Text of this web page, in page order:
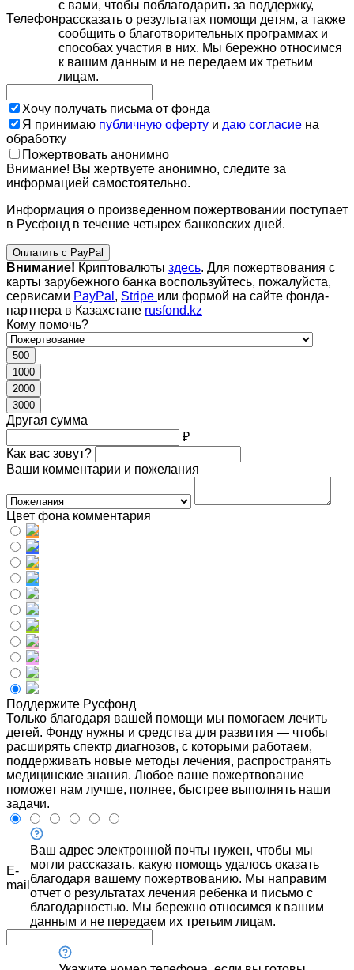
Телефон
с вами, чтобы поблагодарить за поддержку,
рассказать о результатах помощи детям, а также
сообщить о благотворительных программах и
способах участия в них. Мы бережно относимся
к вашим данным и не передаем их третьим
лицам.
Хочу получать письма от фонда
Я принимаю публичную оферту и даю согласие на
обработку
Пожертвовать анонимно
Внимание! Вы жертвуете анонимно, следите за
информацией самостоятельно.
Информация о произведенном пожертвовании поступает
в Русфонд в течение четырех банковских дней.
Оплатить с PayPal
Внимание! Криптовалюты здесь. Для пожертвования с
карты зарубежного банка воспользуйтесь, пожалуйста,
сервисами PayPal , Stripe или формой на сайте фонда-
партнера в Казахстане rusfond.kz
Кому помочь?
500
1000
2000
3000
Другая сумма
₽
Как вас зовут?
Ваши комментарии и пожелания
Цвет фона комментария
Поддержите Русфонд
Только благодаря вашей помощи мы помогаем лечить
детей. Фонду нужны и средства для развития — чтобы
расширять спектр диагнозов, с которыми работаем,
поддерживать новые методы лечения, распространять
медицинские знания. Любое ваше пожертвование
поможет нам лучше, полнее, быстрее выполнять наши
задачи.
E-
mail
Ваш адрес электронной почты нужен, чтобы мы
могли рассказать, какую помощь удалось оказать
благодаря вашему пожертвованию. Мы направим
отчет о результатах лечения ребенка и письмо с
благодарностью. Мы бережно относимся к вашим
данным и не передаем их третьим лицам.